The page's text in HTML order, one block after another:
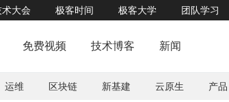
术大会 极客时间 极客大学 团队学习
（北京站）门票 9 折倒计时 4 天，点击立减 ¥880
免费视频 技术博客 新闻
运维 区块链 新基建 云原生 产品